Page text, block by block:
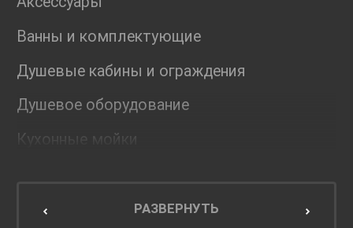
Ванны и комплектующие
Душевые кабины и ограждения
Душевое оборудование
Кухонные мойки
Мебель для кухниРАЗВЕРНУТЬ